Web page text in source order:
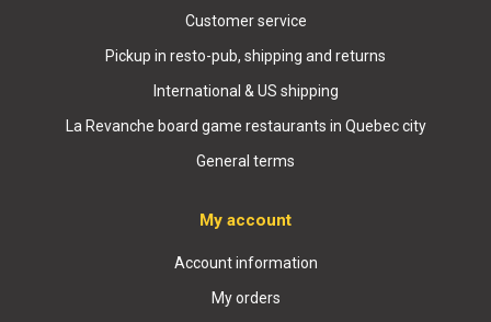
Customer service
Pickup in resto-pub, shipping and returns
International & US shipping
La Revanche board game restaurants in Quebec city
General terms
My account
Account information
My orders